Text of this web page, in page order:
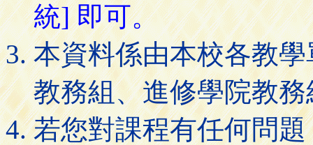
統] 即可。
本資料係由本校各教
教務組、進修學院教
若您對課程有任何問